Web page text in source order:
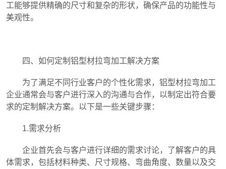
工能够提供精确的尺寸和复杂的形状，确保产品的功能性与
美观性。
四、如何定制铝型材拉弯加工解决方案
为了满足不同行业客户的个性化需求，铝型材拉弯加工
企业通常会与客户进行深入的沟通与合作，以制定出符合要
求的定制解决方案。以下是一些关键步骤：
1.需求分析
企业首先会与客户进行详细的需求讨论，了解客户的具
体需求，包括材料种类、尺寸规格、弯曲角度、数量以及交